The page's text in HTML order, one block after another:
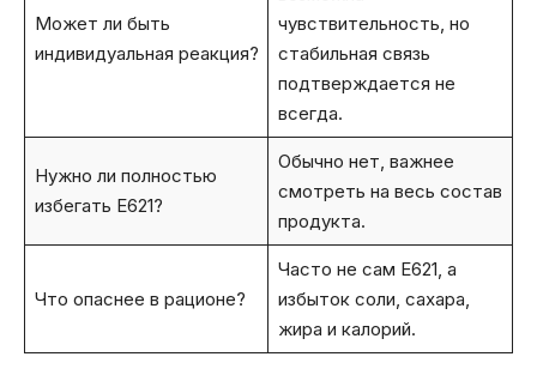
Может ли быть
индивидуальная реакция?
чувствительность, но
стабильная связь
подтверждается не
всегда.
Нужно ли полностью
избегать E621?
Обычно нет, важнее
смотреть на весь состав
продукта.
Что опаснее в рационе?
Часто не сам E621, а
избыток соли, сахара,
жира и калорий.